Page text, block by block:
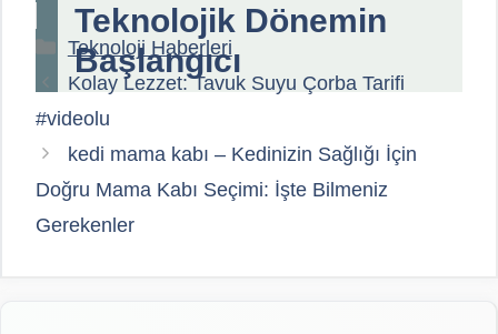
Teknolojik Dönemin
Başlangıcı
Kategoriler
Teknoloji Haberleri
Kolay Lezzet: Tavuk Suyu Çorba Tarifi
#videolu
kedi mama kabı – Kedinizin Sağlığı İçin
Doğru Mama Kabı Seçimi: İşte Bilmeniz
Gerekenler